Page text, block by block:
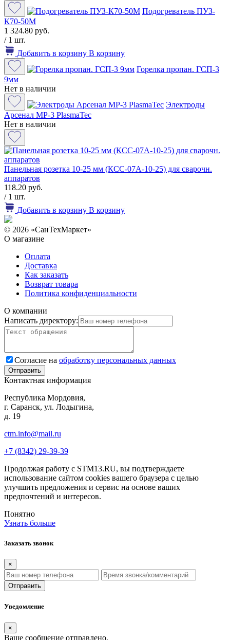
Подогреватель ПУЗ-
К70-50М
1 324.80 руб.
/ 1 шт.
Добавить в корзину В корзину
Горелка пропан. ГСП-3
9мм
Нет в наличии
Электроды
Арсенал МР-3 PlasmaTec
Нет в наличии
Панельная розетка 10-25 мм (КСС-07А-10-25) для сварочн.
аппаратов
118.20 руб.
/ 1 шт.
Добавить в корзину В корзину
© 2026 «СанТехМаркет»
О магазине
Оплата
Доставка
Как заказать
Возврат товара
Политика конфиденциальности
О компании
Написать директору:
Согласие на обработку персональных данных
Контактная информация
Республика Мордовия,
г. Саранск, ул. Лодыгина,
д. 19
ctm.info@mail.ru
+7 (8342) 29-39-39
Продолжая работу с STM13.RU, вы подтверждаете
использование сайтом cookies вашего браузера с целью
улучшить предложения и сервис на основе ваших
предпочтений и интересов.
Понятно
Узнать больше
Заказать звонок
×
Отправить
Уведомление
×
Ваше сообщение отправлено.